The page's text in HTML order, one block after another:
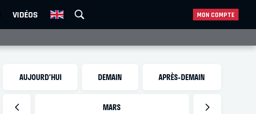
VIDÉOS MON COMPTE
AUJOURD'HUI DEMAIN APRÈS-DEMAIN
MARS